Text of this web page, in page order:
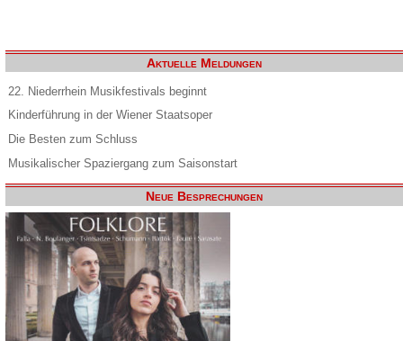
Aktuelle Meldungen
22. Niederrhein Musikfestivals beginnt
Kinderführung in der Wiener Staatsoper
Die Besten zum Schluss
Musikalischer Spaziergang zum Saisonstart
Neue Besprechungen